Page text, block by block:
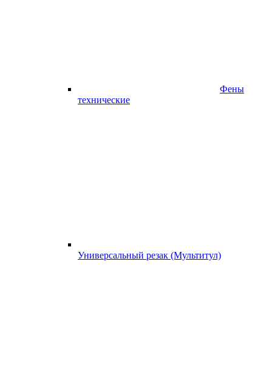
Фены
технические
Универсальный резак (Мультитул)